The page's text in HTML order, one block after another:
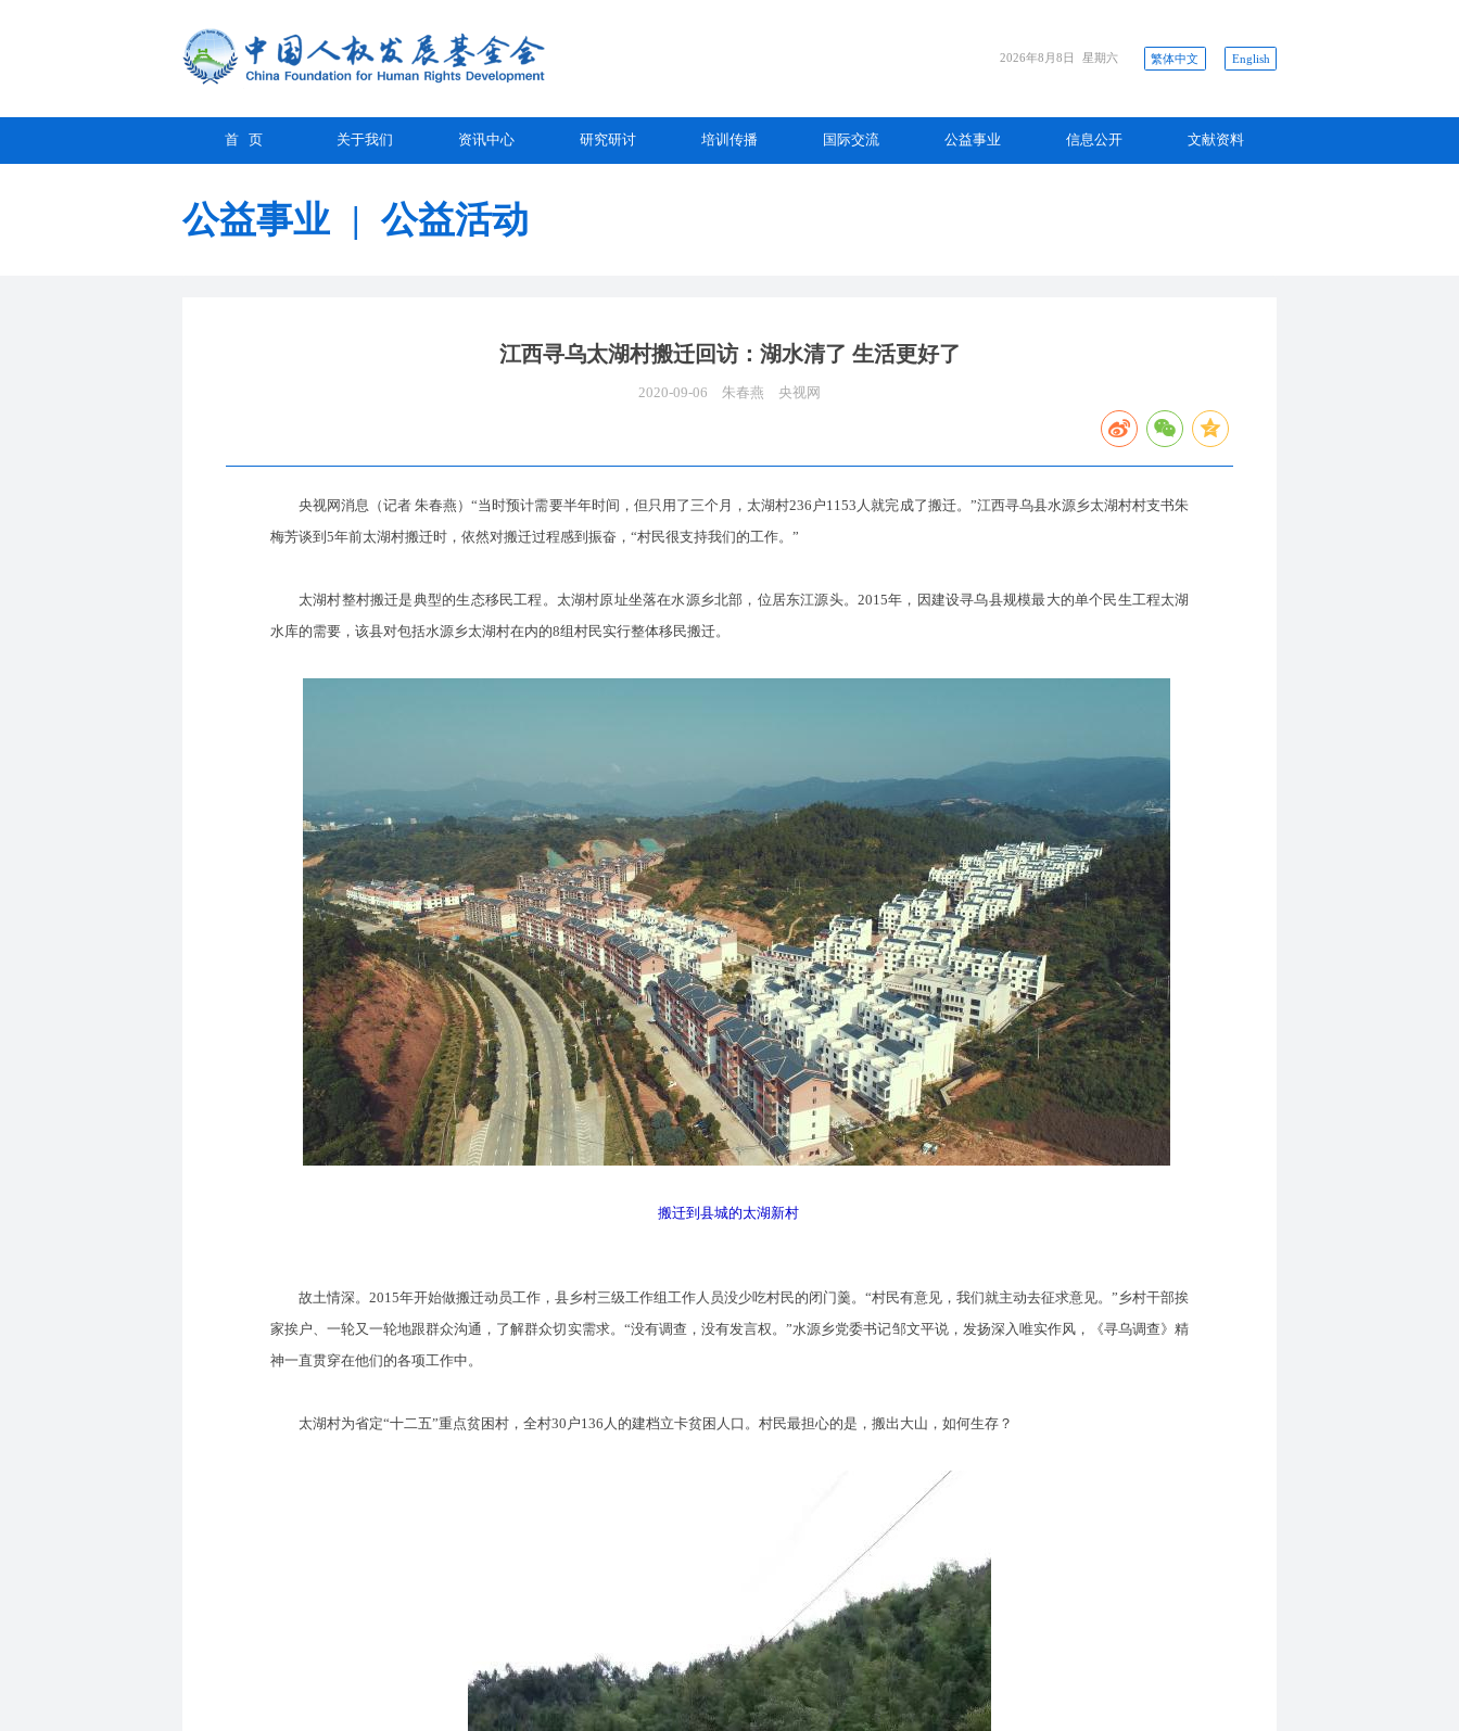
2026年8月8日 星期六 繁体中文 English
首 页 关于我们 资讯中心 研究研讨 培训传播 国际交流 公益事业 信息公开 文献资料
公益事业 | 公益活动
江西寻乌太湖村搬迁回访：湖水清了 生活更好了
2020-09-06 朱春燕 央视网
央视网消息（记者 朱春燕）“当时预计需要半年时间，但只用了三个月，太湖村236户1153人就完成了搬迁。”江西寻乌县水源乡太湖村村支书朱
梅芳谈到5年前太湖村搬迁时，依然对搬迁过程感到振奋，“村民很支持我们的工作。”
太湖村整村搬迁是典型的生态移民工程。太湖村原址坐落在水源乡北部，位居东江源头。2015年，因建设寻乌县规模最大的单个民生工程太湖
水库的需要，该县对包括水源乡太湖村在内的8组村民实行整体移民搬迁。
搬迁到县城的太湖新村
故土情深。2015年开始做搬迁动员工作，县乡村三级工作组工作人员没少吃村民的闭门羹。“村民有意见，我们就主动去征求意见。”乡村干部挨
家挨户、一轮又一轮地跟群众沟通，了解群众切实需求。“没有调查，没有发言权。”水源乡党委书记邹文平说，发扬深入唯实作风，《寻乌调查》精
神一直贯穿在他们的各项工作中。
太湖村为省定“十二五”重点贫困村，全村30户136人的建档立卡贫困人口。村民最担心的是，搬出大山，如何生存？